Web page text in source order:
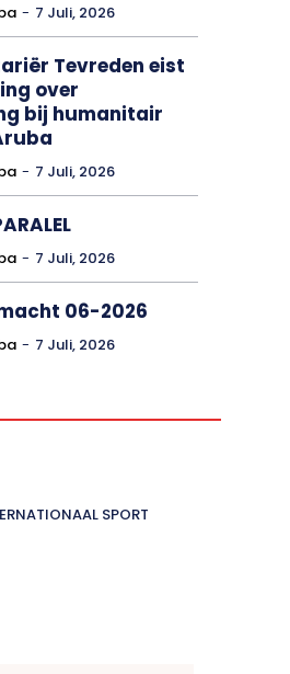
- 7 Juli, 2026
Tevreden eist
over
bij humanitair
- 7 Juli, 2026
- 7 Juli, 2026
06-2026
- 7 Juli, 2026
SPORT